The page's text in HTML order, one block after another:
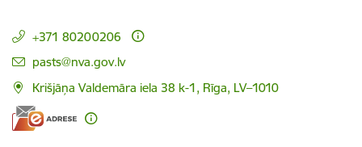
+371 80200206
E-pasts:
pasts@nva.gov.lv
Krišjāņa Valdemāra iela 38 k-1, Rīga, LV–1010